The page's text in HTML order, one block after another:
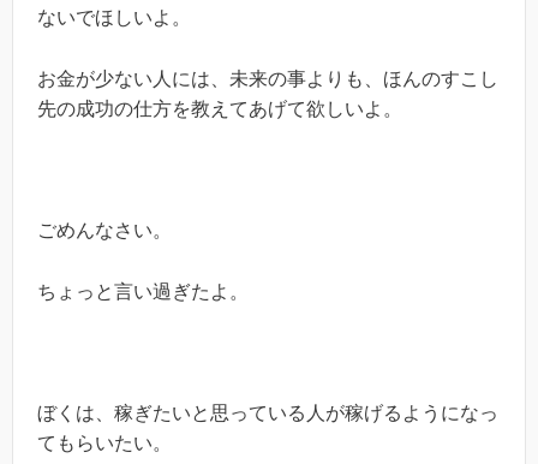
ないでほしいよ。
お金が少ない人には、未来の事よりも、ほんのすこし
先の成功の仕方を教えてあげて欲しいよ。
ごめんなさい。
ちょっと言い過ぎたよ。
ぼくは、稼ぎたいと思っている人が稼げるようになっ
てもらいたい。